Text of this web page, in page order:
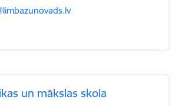
un mākslas skola